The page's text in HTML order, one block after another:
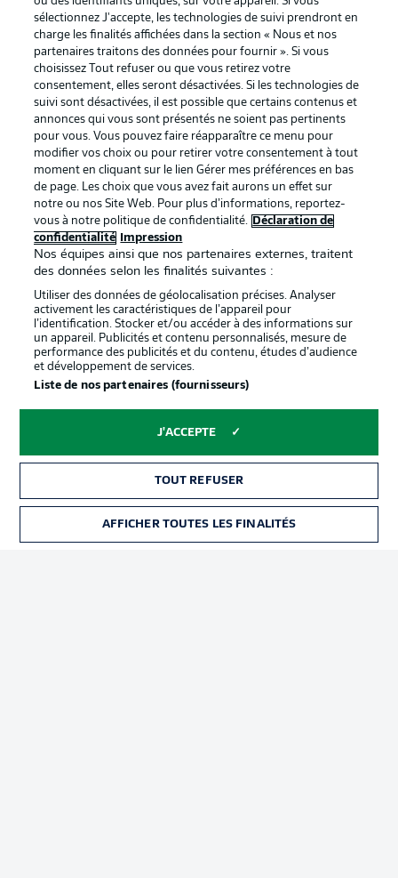
Football as it's meant to be
Proposé par
services
Mentions Légales Gérer mes préférences
Diffuseurs
Travaux Contact
sélectionnez J'accepte, les technologies de suivi prendront en
charge les finalités affichées dans la section « Nous et nos
partenaires traitons des données pour fournir ». Si vous
choisissez Tout refuser ou que vous retirez votre
consentement, elles seront désactivées. Si les technologies de
suivi sont désactivées, il est possible que certains contenus et
annonces qui vous sont présentés ne soient pas pertinents
pour vous. Vous pouvez faire réapparaître ce menu pour
modifier vos choix ou pour retirer votre consentement à tout
moment en cliquant sur le lien Gérer mes préférences en bas
de page. Les choix que vous avez fait aurons un effet sur
notre ou nos Site Web. Pour plus d’informations, reportez-
vous à notre politique de confidentialité.
Déclaration de
confidentialité
Impression
Nos équipes ainsi que nos partenaires externes, traitent
des données selon les finalités suivantes :
Utiliser des données de géolocalisation précises. Analyser
activement les caractéristiques de l’appareil pour
l’identification. Stocker et/ou accéder à des informations sur
un appareil. Publicités et contenu personnalisés, mesure de
performance des publicités et du contenu, études d’audience
et développement de services.
Liste de nos partenaires (fournisseurs)
J'ACCEPTE
TOUT REFUSER
AFFICHER TOUTES LES FINALITÉS